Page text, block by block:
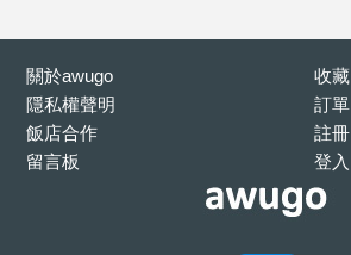
關於awugo
隱私權聲明
飯店合作
留言板
收藏
訂單
註冊
登入